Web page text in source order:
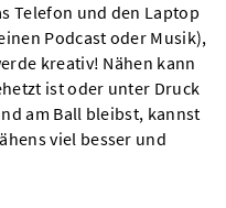
Telefon und den Laptop
Podcast oder Musik),
kreativ! Nähen kann
ist oder unter Druck
am Ball bleibst, kannst
viel besser und